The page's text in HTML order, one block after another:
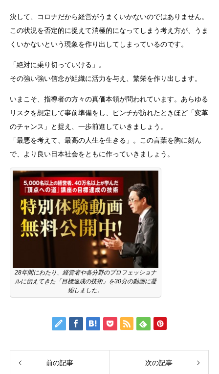
決して、コロナだから経営がうまくいかないのではありません。
この状況を否定的に捉えて消極的になってしまう考え方が、うま
くいかないという現象を作り出してしまっているのです。
「絶対に乗り切っていける」。
その強い強い信念が組織に活力を与え、繁栄を作り出します。
いまこそ、指導者の方々の真価本領が問われています。あらゆる
リスクを想定して事前準備をし、ピンチが訪れたときほど「変革
のチャンス」と捉え、一歩前進していきましょう。
「最悪を考えて、最高の人生を生きる」。この言葉を胸に刻ん
で、より良い日本社会をともに作っていきましょう。
28年間にわたり、経営者や各分野のプロフェッショナ
ルに伝えてきた「目標達成の技術」を30分の動画に凝
縮しました。
前の記事 次の記事